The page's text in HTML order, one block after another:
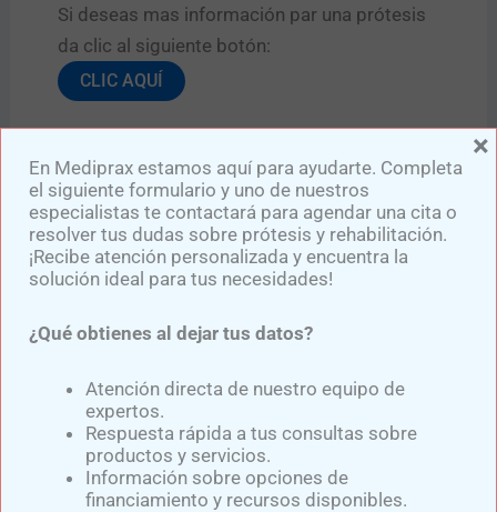
Si deseas mas información par una prótesis
da clic al siguiente botón:​
CLIC AQUÍ
GRUPO DE APOYO
UNETE AL GRUPO DE APOYO “AMPUTADOS
UNIDOS”​
este movimiento solo dale clic al botón
“GRUPO DE APOYO” .​
Visita nuestras redes sociales y no te pierdas
ningún detalle de nuestras publicaciones:
En Mediprax estamos aquí para ayudarte. Completa
el siguiente formulario y uno de nuestros
especialistas te contactará para agendar una cita o
resolver tus dudas sobre prótesis y rehabilitación.
¡Recibe atención personalizada y encuentra la
solución ideal para tus necesidades!
¿Qué obtienes al dejar tus datos?
Atención directa de nuestro equipo de
expertos.
Respuesta rápida a tus consultas sobre
productos y servicios.
Información sobre opciones de
financiamiento y recursos disponibles.
×